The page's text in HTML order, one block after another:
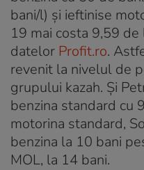
bani/l) și ieftinise
19 mai costa 9,59
datelor Profit.ro.
revenit la nivelul de
grupului kazah. Și
benzina standard cu
motorina standard,
benzina la 10 bani
MOL, la 14 bani.